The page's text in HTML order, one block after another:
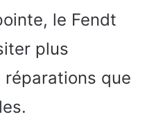
le Fendt
plus
réparations que